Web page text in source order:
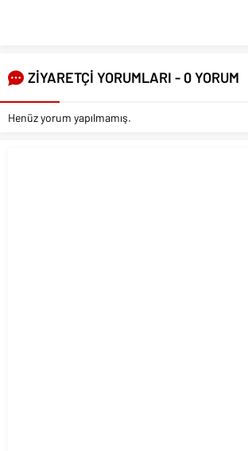
ZİYARETÇİ YORUMLARI - 0 YORUM
Henüz yorum yapılmamış.